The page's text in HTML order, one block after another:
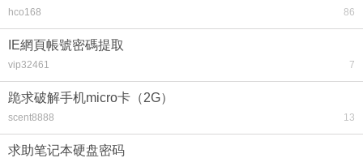
hco168 86
IE網頁帳號密碼提取
vip32461 7
跪求破解手机micro卡（2G）
scent8888 13
求助笔记本硬盘密码